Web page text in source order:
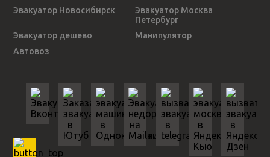
Эвакуатор Новосибирск
Эвакуатор Москва
Петербург
Эвакуатор дешево
Манипулятор
Автовоз